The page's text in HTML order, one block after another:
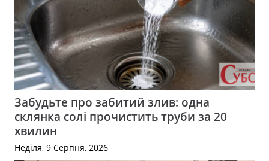
Забудьте про забитий злив: одна
склянка солі прочистить труби за 20
хвилин
Неділя, 9 Серпня, 2026